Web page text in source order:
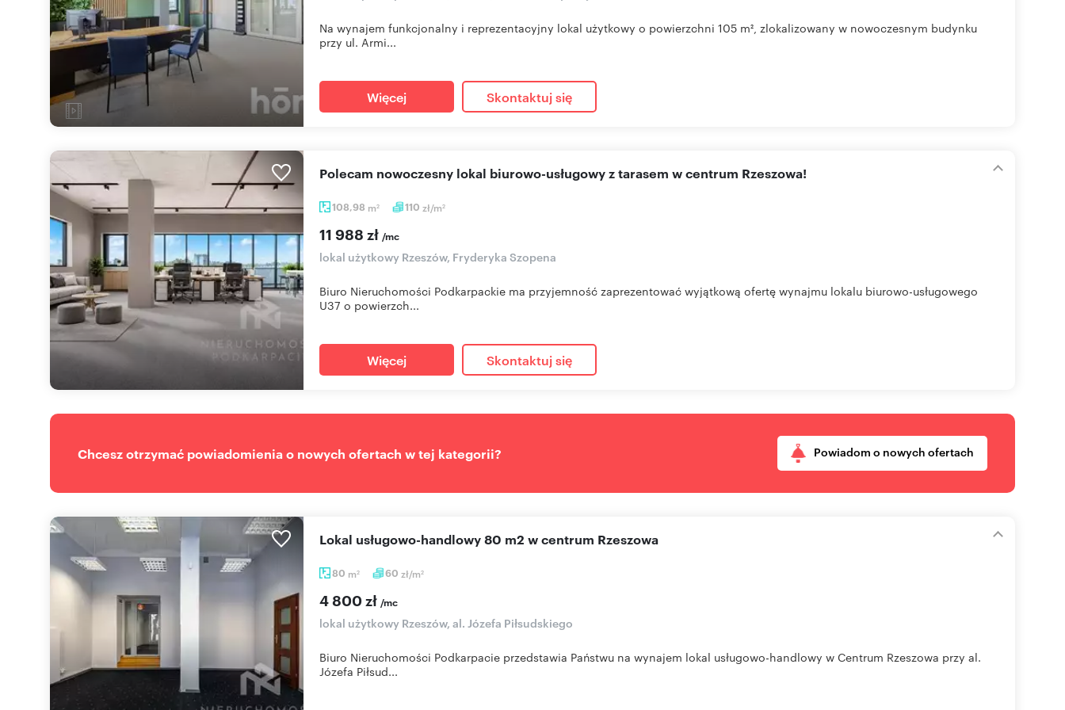
Na wynajem funkcjonalny i reprezentacyjny lokal użytkowy o powierzchni 105 m², zlokalizowany w nowoczesnym budynku
przy ul. Armi...
Więcej Skontaktuj się
108,98 m2 110 zł/m2
Polecam nowoczesny lokal biurowo-usługowy z tarasem w centrum Rzeszowa!
11 988 zł /mc
lokal użytkowy Rzeszów, Fryderyka Szopena
Biuro Nieruchomości Podkarpackie ma przyjemność zaprezentować wyjątkową ofertę wynajmu lokalu biurowo-usługowego
U37 o powierzch...
Więcej Skontaktuj się
Chcesz otrzymać powiadomienia o nowych ofertach w tej kategorii? Powiadom o nowych ofertach
80 m2 60 zł/m2
Lokal usługowo-handlowy 80 m2 w centrum Rzeszowa
4 800 zł /mc
lokal użytkowy Rzeszów, al. Józefa Piłsudskiego
Biuro Nieruchomości Podkarpacie przedstawia Państwu na wynajem lokal usługowo-handlowy w Centrum Rzeszowa przy al.
Józefa Piłsud...